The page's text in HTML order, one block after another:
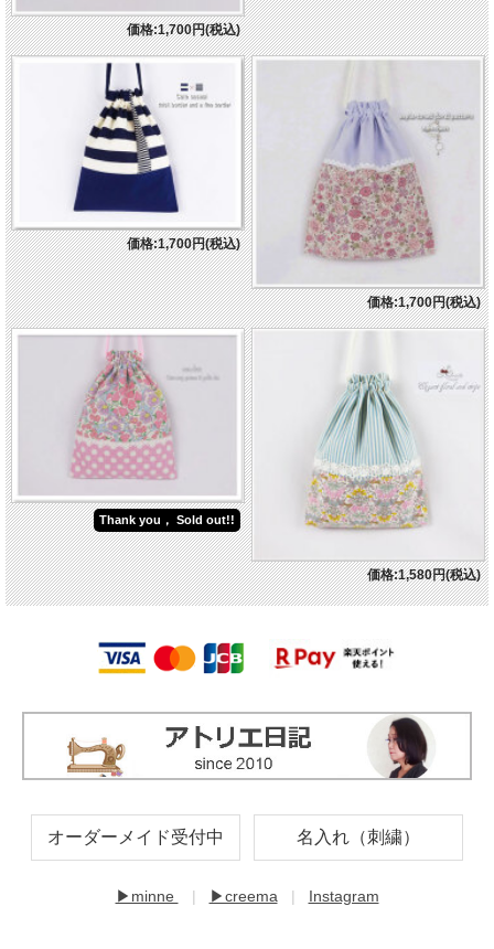
価格:1,700円(税込)
価格:1,700円(税込)
価格:1,700円(税込)
Thank you， Sold out!!
価格:1,580円(税込)
オーダーメイド受付中 名入れ（刺繍）
▶minne | ▶creema | Instagram